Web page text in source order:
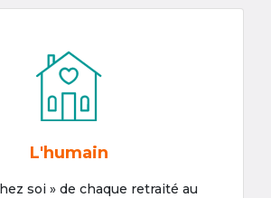
L'humain
soi » de chaque retraité au